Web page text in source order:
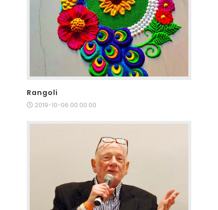
Rangoli
2019-10-06 00:00:00